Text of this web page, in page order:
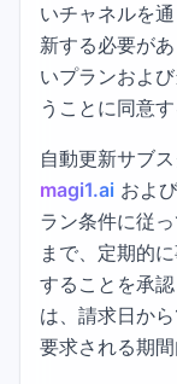
いチャネルを
新する必要が
いプランおよ
うことに同意
自動更新サブ
magi1.ai およ
ラン条件に従
まで、定期的
することを承
は、請求日か
要求される期